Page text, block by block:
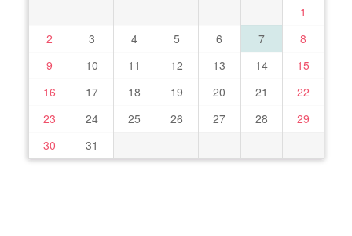
1
2
3 4 5 6 7
8
9
10 11 12 13 14
15
16
17 18 19 20 21
22
23
24 25 26 27 28
29
30
31